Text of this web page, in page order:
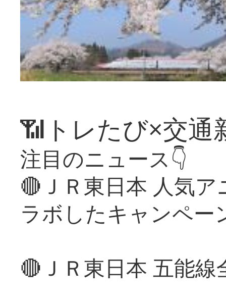
📶トレたび×交通
注目のニュース👇
🔴ＪＲ東日本 人気
ラボしたキャンペー
🔴ＪＲ東日本 五能